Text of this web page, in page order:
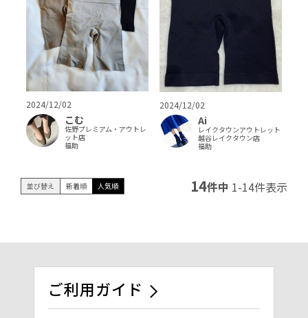
2024/12/02
こむ
佐野プレミアム・アウトレ
ット店
福助
2024/12/02
Ai
レイクタウンアウトレット
越谷レイクタウン店
福助
並び替え 新着順 人気順 14件中 1-14件表示
ご利用ガイド